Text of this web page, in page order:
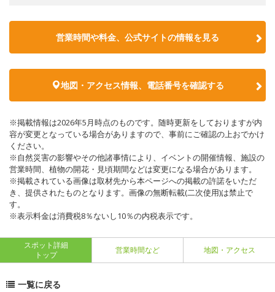
営業時間や料金、公式サイトの情報を見る
地図・アクセス情報、電話番号を確認する
※掲載情報は2026年5月時点のものです。随時更新をしておりますが内
容が変更となっている場合がありますので、事前にご確認の上おでかけ
ください。
※自然災害の影響やその他諸事情により、イベントの開催情報、施設の
営業時間、植物の開花・見頃期間などは変更になる場合があります。
※掲載されている画像は取材先から本ページへの掲載の許諾をいただ
き、提供されたものとなります。画像の無断転載(二次使用)は禁止で
す。
※表示料金は消費税8％ないし10％の内税表示です。
スポット詳細
トップ
営業時間など 地図・アクセス
一覧に戻る